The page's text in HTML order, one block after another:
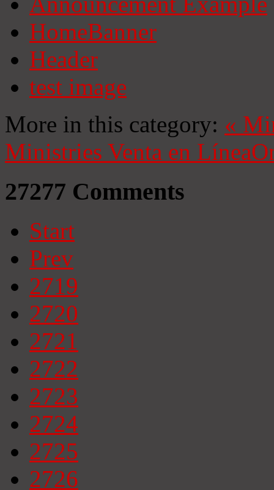
HomeBanner
Header
test image
More in this category: «
Ministries Venta en Línea
27277 Comments
Start
Prev
2719
2720
2721
2722
2723
2724
2725
2726